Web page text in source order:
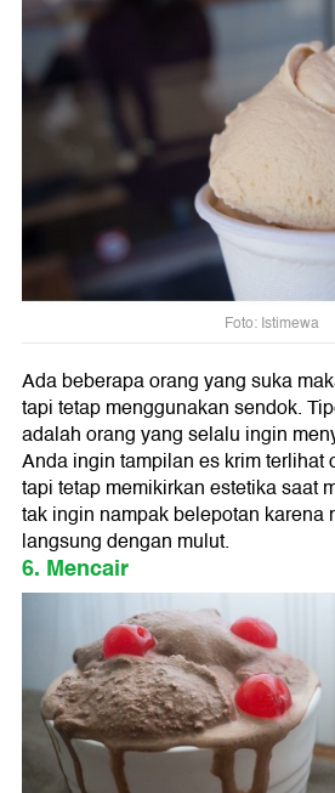
Foto: Istimewa
Ada beberapa orang yang suka
tapi tetap menggunakan sendok.
adalah orang yang selalu ingin
Anda ingin tampilan es krim terlihat
tapi tetap memikirkan estetika saat
tak ingin nampak belepotan karena
langsung dengan mulut.
6. Mencair